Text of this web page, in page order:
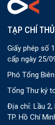
TẠP CHÍ
Giấy phép số
cấp ngày 25/
Phó Tổng
Tổng Thư ký
Địa chỉ: Lầu 2,
TP. Hồ Chí